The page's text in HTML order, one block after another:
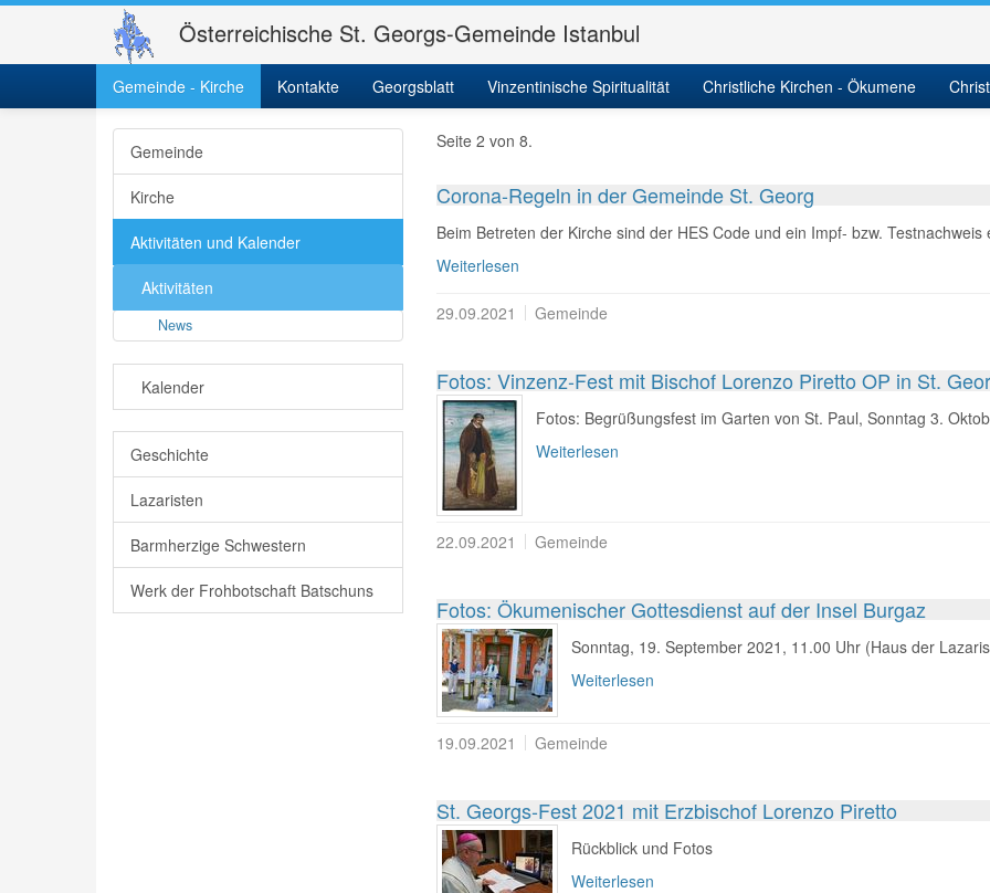
Österreichische St. Georgs-Gemeinde Istanbul
Gemeinde - Kirche Kontakte Georgsblatt Vinzentinische Spiritualität Christliche Kirchen - Ökumene
St. Georgs-Gemeinde Gemeinde - Kirche Aktivitäten und Kalender Aktivitäten News
Gemeinde
Kirche
Aktivitäten und Kalender
Aktivitäten
News
Kalender
Geschichte
Lazaristen
Barmherzige Schwestern
Werk der Frohbotschaft Batschuns
Seite 2 von 8.
Corona-Regeln in der Gemeinde St. Georg
Beim Betreten der Kirche sind der HES Code und ein Impf- bzw. Testnachweis
Weiterlesen
29.09.2021 Gemeinde
Fotos: Vinzenz-Fest mit Bischof Lorenzo Piretto OP in St.
Fotos: Begrüßungsfest im Garten von St. Paul, Sonntag 3.
Weiterlesen
22.09.2021 Gemeinde
Fotos: Ökumenischer Gottesdienst auf der Insel Burgaz
Sonntag, 19. September 2021, 11.00 Uhr (Haus der
Weiterlesen
19.09.2021 Gemeinde
St. Georgs-Fest 2021 mit Erzbischof Lorenzo Piretto
Rückblick und Fotos
Weiterlesen